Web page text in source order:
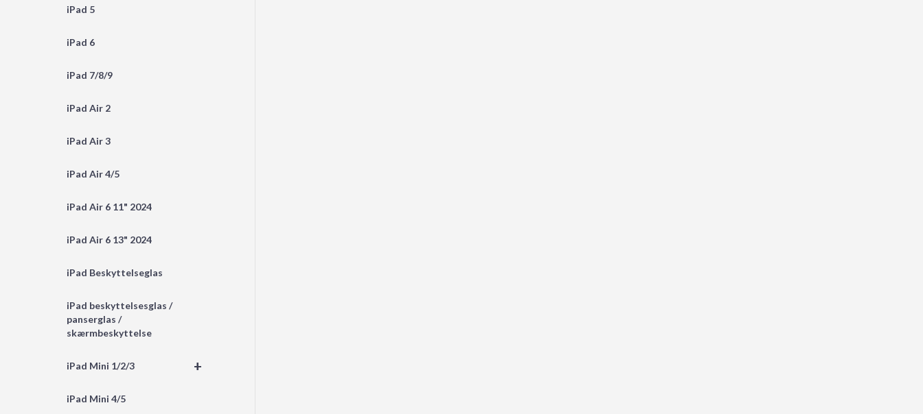
iPad 5
iPad 6
iPad 7/8/9
iPad Air 2
iPad Air 3
iPad Air 4/5
iPad Air 6 11" 2024
iPad Air 6 13" 2024
iPad Beskyttelseglas
iPad beskyttelsesglas /
panserglas /
skærmbeskyttelse
+
iPad Mini 1/2/3
iPad Mini 4/5